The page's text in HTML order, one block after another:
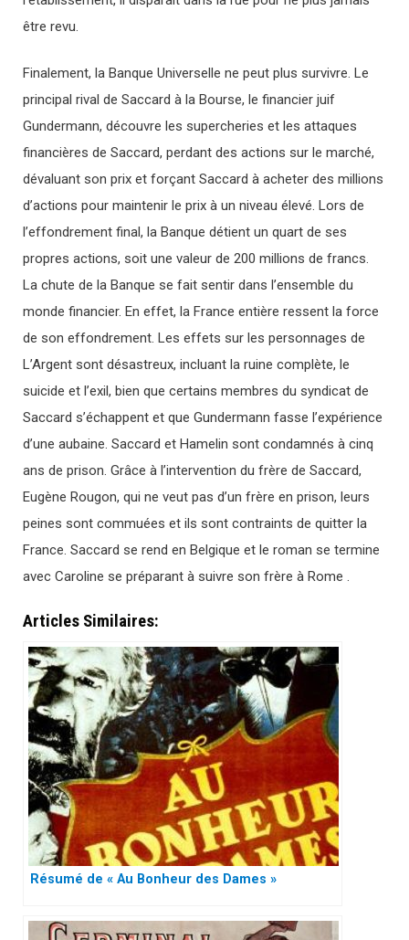
être revu.
Finalement, la Banque Universelle ne peut plus survivre. Le
principal rival de Saccard à la Bourse, le financier juif
Gundermann, découvre les supercheries et les attaques
financières de Saccard, perdant des actions sur le marché,
dévaluant son prix et forçant Saccard à acheter des millions
d’actions pour maintenir le prix à un niveau élevé. Lors de
l’effondrement final, la Banque détient un quart de ses
propres actions, soit une valeur de 200 millions de francs.
La chute de la Banque se fait sentir dans l’ensemble du
monde financier. En effet, la France entière ressent la force
de son effondrement. Les effets sur les personnages de
L’Argent sont désastreux, incluant la ruine complète, le
suicide et l’exil, bien que certains membres du syndicat de
Saccard s’échappent et que Gundermann fasse l’expérience
d’une aubaine. Saccard et Hamelin sont condamnés à cinq
ans de prison. Grâce à l’intervention du frère de Saccard,
Eugène Rougon, qui ne veut pas d’un frère en prison, leurs
peines sont commuées et ils sont contraints de quitter la
France. Saccard se rend en Belgique et le roman se termine
avec Caroline se préparant à suivre son frère à Rome .
Articles Similaires:
Résumé de « Au Bonheur des Dames »